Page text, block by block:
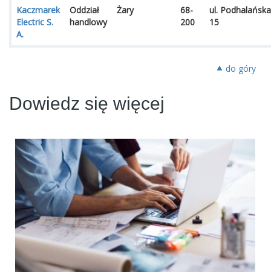
Kaczmarek
Electric S.
A.
Oddział
handlowy
Żary
68-
200
ul. Podhalańska
15
⯅ do góry
Dowiedz się więcej